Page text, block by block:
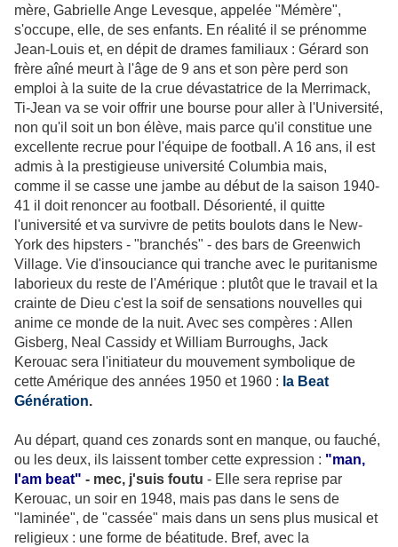
mère, Gabrielle Ange Levesque, appelée "Mémère",
s'occupe, elle, de ses enfants. En réalité il se prénomme
Jean-Louis et, en dépit de drames familiaux : Gérard son
frère aîné meurt à l'âge de 9 ans et son père perd son
emploi à la suite de la crue dévastatrice de la Merrimack,
Ti-Jean va se voir offrir une bourse pour aller à l'Université,
non qu'il soit un bon élève, mais parce qu'il constitue une
excellente recrue pour l'équipe de football. A 16 ans, il est
admis à la prestigieuse université Columbia mais,
comme il se casse une jambe au début de la saison 1940-
41 il doit renoncer au football. Désorienté, il quitte
l'université et va survivre de petits boulots dans le New-
York des hipsters - "branchés" - des bars de Greenwich
Village. Vie d'insouciance qui tranche avec le puritanisme
laborieux du reste de l'Amérique : plutôt que le travail et la
crainte de Dieu c'est la soif de sensations nouvelles qui
anime ce monde de la nuit. Avec ses compères : Allen
Gisberg, Neal Cassidy et William Burroughs, Jack
Kerouac sera l'initiateur du mouvement symbolique de
cette Amérique des années 1950 et 1960 : la Beat
Génération.
Au départ, quand ces zonards sont en manque, ou fauché,
ou les deux, ils laissent tomber cette expression : "man,
I'am beat" - mec, j'suis foutu - Elle sera reprise par
Kerouac, un soir en 1948, mais pas dans le sens de
"laminée", de "cassée" mais dans un sens plus musical et
religieux : une forme de béatitude. Bref, avec la